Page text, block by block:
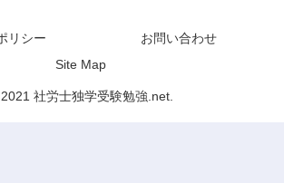
リシー
お問い合わせ
Site Map
社労士独学受験勉強.net.